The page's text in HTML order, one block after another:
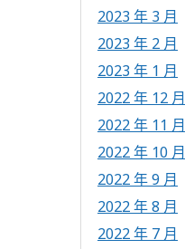
2023 年 3 月
2023 年 2 月
2023 年 1 月
2022 年 12 月
2022 年 11 月
2022 年 10 月
2022 年 9 月
2022 年 8 月
2022 年 7 月